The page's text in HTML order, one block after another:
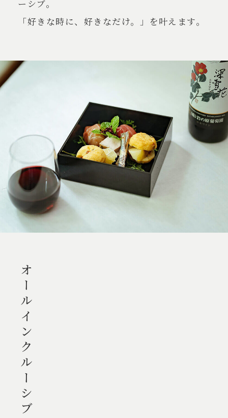
ーシブ。
「好きな時に、好きなだけ。」を叶えます。
オールインクルーシブ